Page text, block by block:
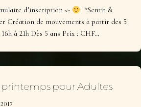
d’inscription <-
*Sentir &
Création de mouvements à partir des 5
à 21h Dès 5 ans Prix : CHF…
printemps pour Adultes